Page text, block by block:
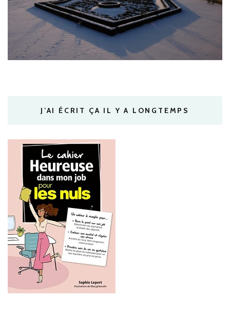
J’AI ÉCRIT ÇA IL Y A LONGTEMPS